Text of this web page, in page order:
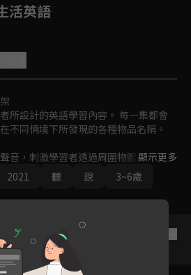
活英語
所設計的英語學習內容。 每一集都會
不同情境下所發現的各種物品名稱。
音，刺激學習者透過周圍物體的名稱進
習該從何處下手嗎？先從參加這場簡易
顯示更多
2021 聽 說 3~6歲